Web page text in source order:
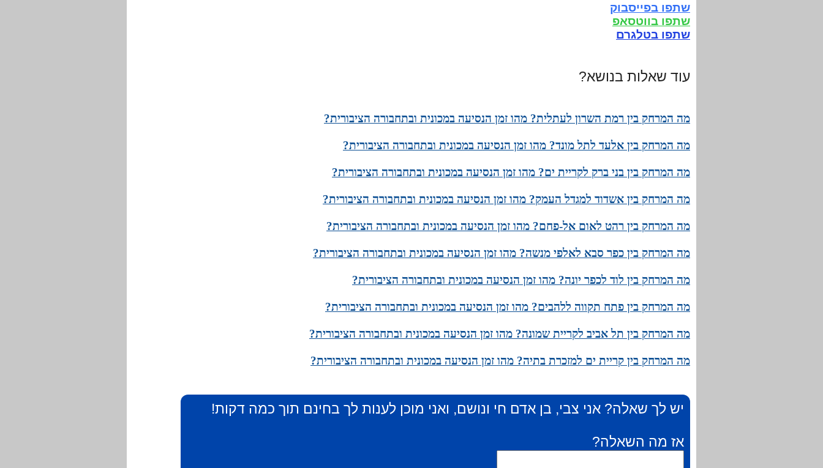
שתפו בפייסבוק
שתפו בווטסאפ
שתפו בטלגרם
עוד שאלות בנושא?
מה המרחק בין רמת השרון לעתלית? מהו זמן הנסיעה במכונית ובתחבורה הציבורית?
מה המרחק בין אלעד לתל מונד? מהו זמן הנסיעה במכונית ובתחבורה הציבורית?
מה המרחק בין בני ברק לקריית ים? מהו זמן הנסיעה במכונית ובתחבורה הציבורית?
מה המרחק בין אשדוד למגדל העמק? מהו זמן הנסיעה במכונית ובתחבורה הציבורית?
מה המרחק בין רהט לאום אל-פחם? מהו זמן הנסיעה במכונית ובתחבורה הציבורית?
מה המרחק בין כפר סבא לאלפי מנשה? מהו זמן הנסיעה במכונית ובתחבורה הציבורית?
מה המרחק בין לוד לכפר יונה? מהו זמן הנסיעה במכונית ובתחבורה הציבורית?
מה המרחק בין פתח תקווה ללהבים? מהו זמן הנסיעה במכונית ובתחבורה הציבורית?
מה המרחק בין תל אביב לקריית שמונה? מהו זמן הנסיעה במכונית ובתחבורה הציבורית?
מה המרחק בין קריית ים למזכרת בתיה? מהו זמן הנסיעה במכונית ובתחבורה הציבורית?
יש לך שאלה? אני צבי, בן אדם חי ונושם, ואני מוכן לענות לך בחינם תוך כמה דקות!
אז מה השאלה?